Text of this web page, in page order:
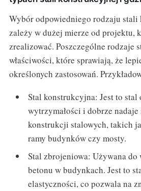
Wybór odpowiedniego rodzaju
zależy w dużej mierze od projektu,
zrealizować. Poszczególne rodzaje
właściwości, które sprawiają, że
określonych zastosowań.
Stal konstrukcyjna: Jest to stal
wytrzymałości i dobrze
konstrukcji stalowych, takich
ramy budynków czy mosty.
Stal zbrojeniowa: Używana do
betonu w budynkach. Jest to
elastyczności, co pozwala na